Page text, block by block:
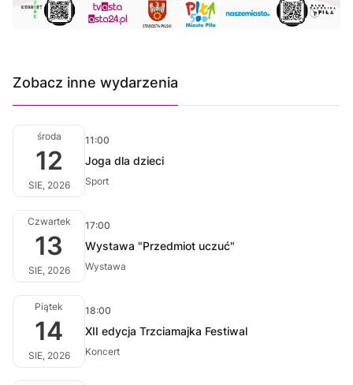
Zobacz inne wydarzenia
środa
12
SIE, 2026
11:00
Joga dla dzieci
Sport
Czwartek
13
SIE, 2026
17:00
Wystawa "Przedmiot uczuć"
Wystawa
Piątek
14
SIE, 2026
18:00
XII edycja Trzciamajka Festiwal
Koncert